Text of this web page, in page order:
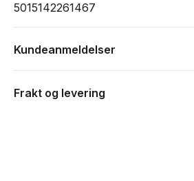
5015142261467
Kundeanmeldelser
Frakt og levering